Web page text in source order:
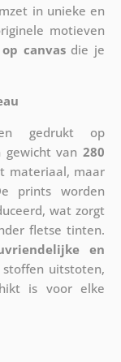
in unieke en
motieven
canvasdie je
gedrukt op
gewicht van280
materiaal, maar
prints worden
wat zorgt
fletse tinten.
en
uitstoten,
is voor elke